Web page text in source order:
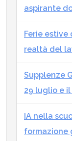
aspirante
Ferie
realtà del
Supplenze
29 luglio e
IA nella
formazione